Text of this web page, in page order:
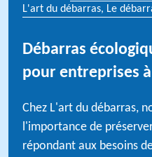
L'art du débarras, Le
Débarras
pour entreprises
Chez L'art du débarras,
l'importance de
répondant aux besoins